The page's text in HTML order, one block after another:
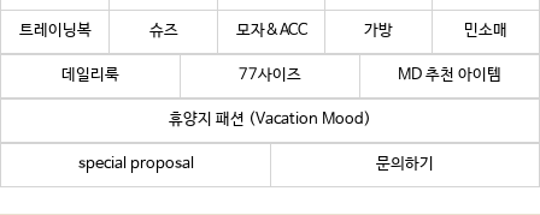
트레이닝복 슈즈 모자&ACC 가방 민소매
데일리룩 77사이즈 MD 추천 아이템
휴양지 패션 (Vacation Mood)
special proposal 문의하기